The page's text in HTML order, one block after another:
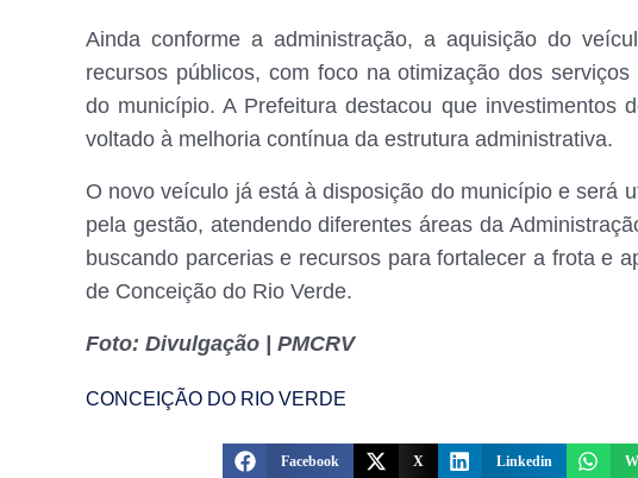
Ainda conforme a administração, a aquisição do
recursos públicos, com foco na otimização dos
do município. A Prefeitura destacou que investimentos
voltado à melhoria contínua da estrutura administrativa.
O novo veículo já está à disposição do município e será
pela gestão, atendendo diferentes áreas da
buscando parcerias e recursos para fortalecer a frota e
de Conceição do Rio Verde.
Foto: Divulgação | PMCRV
CONCEIÇÃO DO RIO VERDE
Facebook X Linkedin